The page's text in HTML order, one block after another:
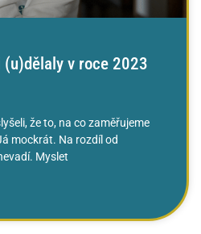
v roce 2023
že to, na co zaměřujeme
mockrát. Na rozdíl od
Myslet